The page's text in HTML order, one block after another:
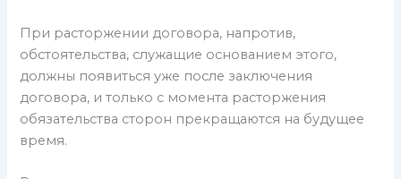
При расторжении договора, напротив,
обстоятельства, служащие основанием этого,
должны появиться уже после заключения
договора, и только с момента расторжения
обязательства сторон прекращаются на будущее
время.